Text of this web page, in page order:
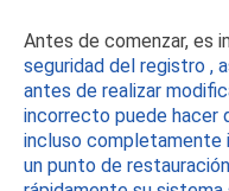
Antes de comenzar, es
seguridad del registro ,
antes de realizar
incorrecto puede hacer
incluso completamente
un punto de